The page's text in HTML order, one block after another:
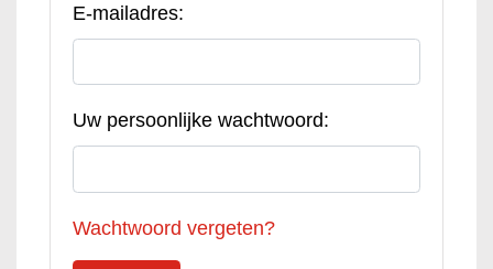
E-mailadres:
Uw persoonlijke wachtwoord:
Wachtwoord vergeten?